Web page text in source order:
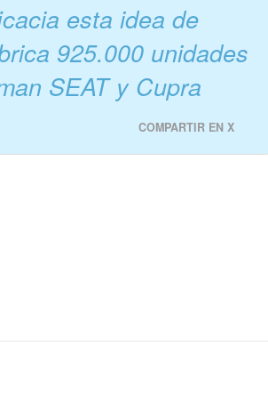
esta idea de
925.000 unidades
SEAT y Cupra
COMPARTIR EN X